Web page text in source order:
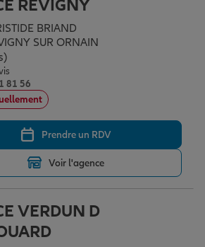
REVIGNY
BRIAND
SUR ORNAIN
5
81 56
Prendre un RDV
Voir l'agence
VERDUN D